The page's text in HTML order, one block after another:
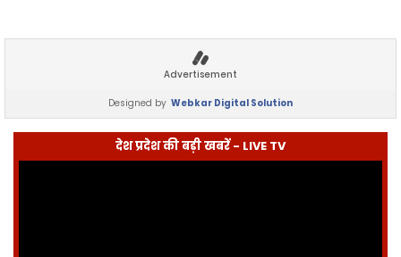
Advertisement
Designed by Webkar Digital Solution
देश प्रदेश की बड़ी खबरें - LIVE TV